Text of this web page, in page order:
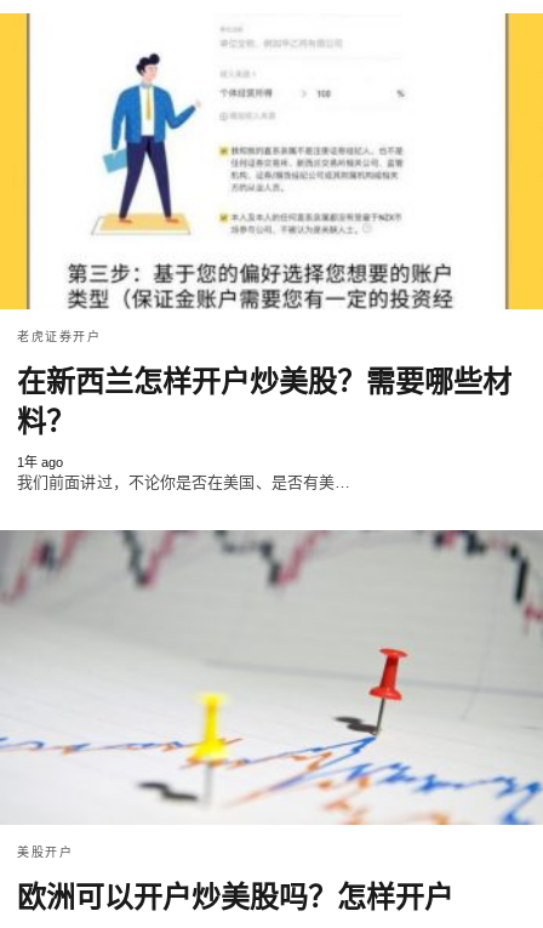
老虎证券开户
在新西兰怎样开户炒美股？需要哪些材
料？
1年 ago
我们前面讲过，不论你是否在美国、是否有美…
美股开户
欧洲可以开户炒美股吗？怎样开户